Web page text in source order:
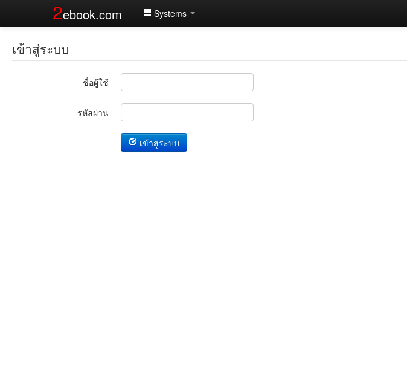
2ebook.com Systems
เข้าสู่ระบบ
ชื่อผู้ใช้
รหัสผ่าน
เข้าสู่ระบบ